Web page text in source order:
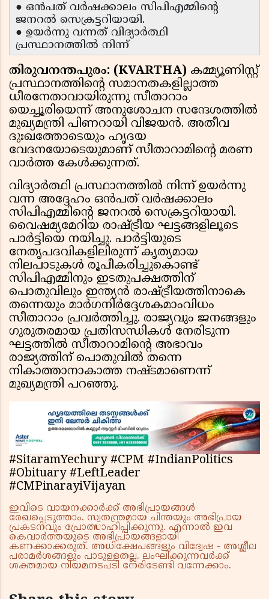
● ഒന്‍പത് വര്‍ഷക്കാലം സിപിഎമ്മിന്റെ
ജനറല്‍ സെക്രട്ടറിയായി.
● ഉയര്‍ന്നു വന്നത് വിദ്യാര്‍ത്ഥി
പ്രസ്ഥാനത്തില്‍ നിന്ന്
തിരുവനന്തപുരം: (KVARTHA) കമ്മ്യൂണിസ്റ്റ്
പ്രസ്ഥാനത്തിന്റെ സമാനതകളില്ലാത്ത
ധീരനേതാവായിരുന്നു സീതാറാം
യെച്ചൂരിയെന്ന് അനുശോചന സന്ദേശത്തില്‍
മുഖ്യമന്ത്രി പിണറായി വിജയന്‍. അതീവ
ദുഃഖത്തോടെയും ഹൃദയ
വേദനയോടെയുമാണ് സീതാറാമിന്റെ മരണ
വാര്‍ത്ത കേള്‍ക്കുന്നത്.
വിദ്യാര്‍ത്ഥി പ്രസ്ഥാനത്തില്‍ നിന്ന് ഉയര്‍ന്നു
വന്ന അദ്ദേഹം ഒന്‍പത് വര്‍ഷക്കാലം
സിപിഎമ്മിന്റെ ജനറല്‍ സെക്രട്ടറിയായി.
വൈഷമ്യമേറിയ രാഷ്ട്രീയ ഘട്ടങ്ങളിലൂടെ
പാര്‍ട്ടിയെ നയിച്ചു. പാര്‍ട്ടിയുടെ
നേതൃപദവികളിലിരുന്ന് കൃത്യമായ
നിലപാടുകള്‍ രൂപീകരിച്ചുകൊണ്ട്
സിപിഎമ്മിനും ഇടതുപക്ഷത്തിന്
പൊതുവിലും ഇന്ത്യന്‍ രാഷ്ട്രീയത്തിനാകെ
തന്നെയും മാര്‍ഗനിര്‍ദ്ദേശകമാംവിധം
സീതാറാം പ്രവര്‍ത്തിച്ചു. രാജ്യവും ജനങ്ങളും
ഗുരുതരമായ പ്രതിസന്ധികള്‍ നേരിടുന്ന
ഘട്ടത്തില്‍ സീതാറാമിന്റെ അഭാവം
രാജ്യത്തിന് പൊതുവില്‍ തന്നെ
നികാത്താനാകാത്ത നഷ്ടമാണെന്ന്
മുഖ്യമന്ത്രി പറഞ്ഞു.
#SitaramYechury #CPM #IndianPolitics
#Obituary #LeftLeader
#CMPinarayiVijayan
ഇവിടെ വായനക്കാർക്ക് അഭിപ്രായങ്ങൾ
രേഖപ്പെടുത്താം. സ്വതന്ത്രമായ ചിന്തയും അഭിപ്രായ
പ്രകടനവും പ്രോത്സാഹിപ്പിക്കുന്നു. എന്നാൽ ഇവ
കെവാർത്തയുടെ അഭിപ്രായങ്ങളായി
കണക്കാക്കരുത്. അധിക്ഷേപങ്ങളും വിദ്വേഷ - അശ്ലീല
പരാമർശങ്ങളും പാടുള്ളതല്ല. ലംഘിക്കുന്നവർക്ക്
ശക്തമായ നിയമനടപടി നേരിടേണ്ടി വന്നേക്കാം.